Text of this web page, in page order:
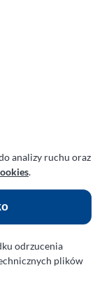
analizy ruchu oraz
.
odrzucenia
plików